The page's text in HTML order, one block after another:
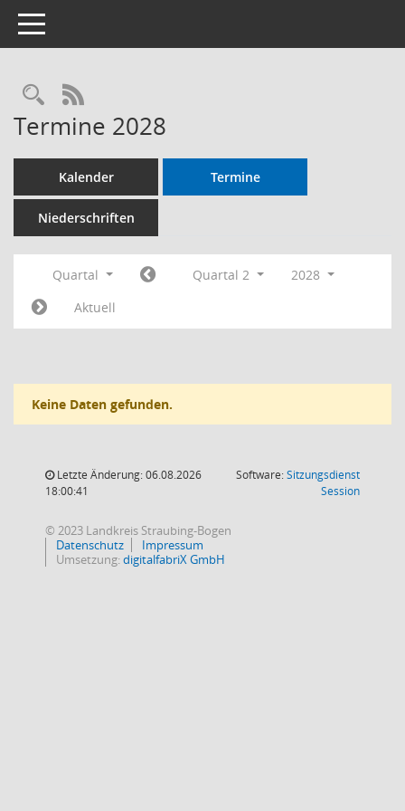
Toggle navigation
RSS-Feed
Termine 2028
Kalender Termine
Niederschriften
Quartal Quartal 2
2028
Aktuell
Keine Daten gefunden.
Letzte Änderung: 06.08.2026
18:00:41
Software:Sitzungsdienst
Session(Wird in
© 2023 Landkreis Straubing-Bogen
Datenschutz
Impressum
Umsetzung:digitalfabriX GmbH